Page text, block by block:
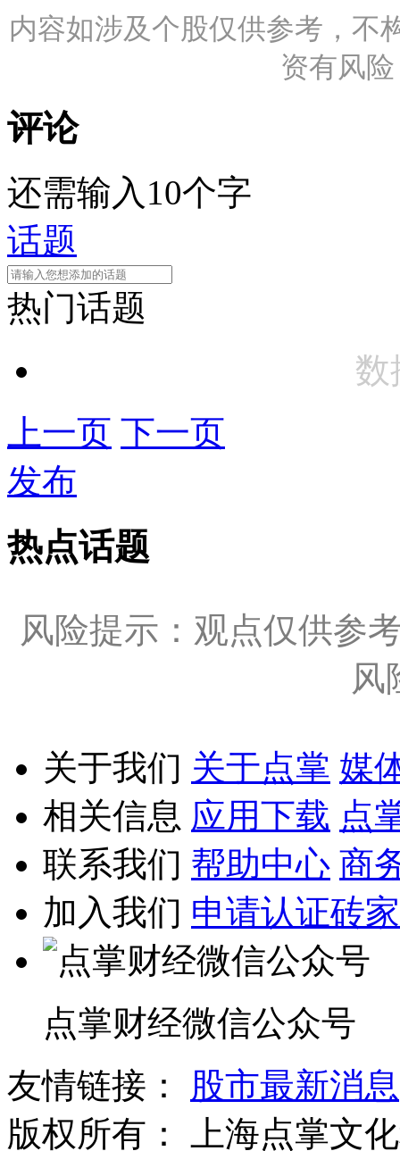
内容如涉及个股仅供参考，不
资有风
评论
还需输入10个字
话题
热门话题
数
上一页 下一页
发布
热点话题
风险提示：观点仅供参
风
关于我们 关于点掌 媒
相关信息 应用下载 点
联系我们 帮助中心 商
加入我们 申请认证砖家
点掌财经微信公众号
友情链接：
股市最新消息
版权所有：
上海点掌文